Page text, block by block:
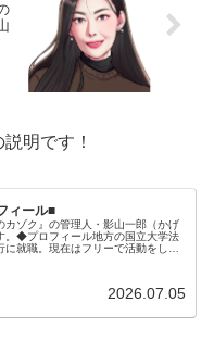
明です！
ィール■
カゾク』の管理人・影山一郎（かげ
。◆プロフィール地方の国立大学法
就職。現在はフリーで活動をして
2026.07.05